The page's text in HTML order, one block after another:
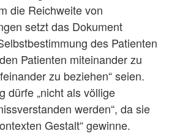
die Reichweite von
setzt das Dokument
des Patienten
Patienten miteinander zu
zu beziehen“ seien.
dürfe „nicht als völlige
werden“, da sie
Gestalt“ gewinne.